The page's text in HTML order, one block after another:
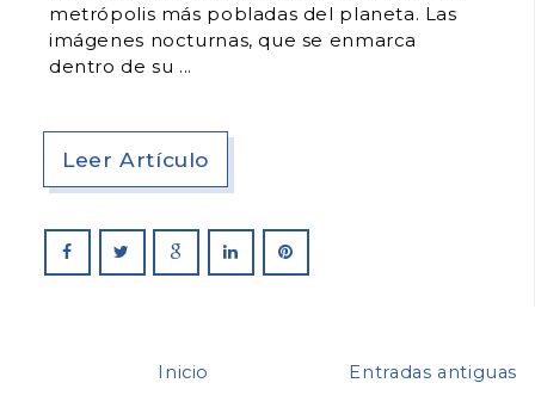
metrópolis más pobladas del planeta. Las
imágenes nocturnas, que se enmarca
dentro de su
Leer Artículo
Entradas antiguas
Inicio